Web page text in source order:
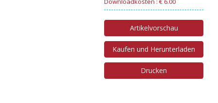
Artikelvorschau
Kaufen und Herunterladen
Drucken